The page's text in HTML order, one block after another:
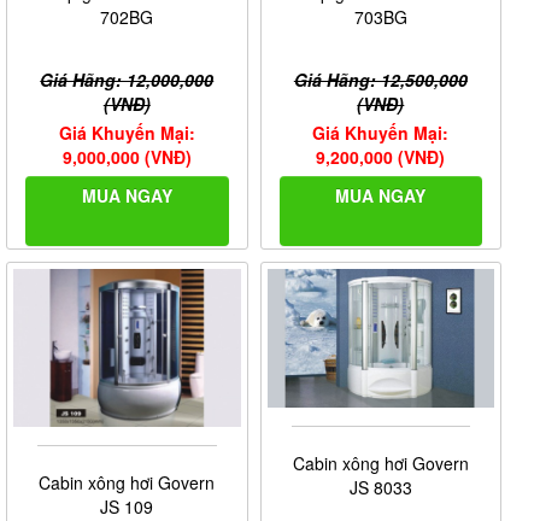
702BG
Giá Hãng: 12,000,000
(VNĐ)
Giá Khuyến Mại:
9,000,000 (VNĐ)
MUA NGAY
703BG
Giá Hãng: 12,500,000
(VNĐ)
Giá Khuyến Mại:
9,200,000 (VNĐ)
MUA NGAY
Cabin xông hơi Govern
JS 109
Cabin xông hơi Govern
JS 8033